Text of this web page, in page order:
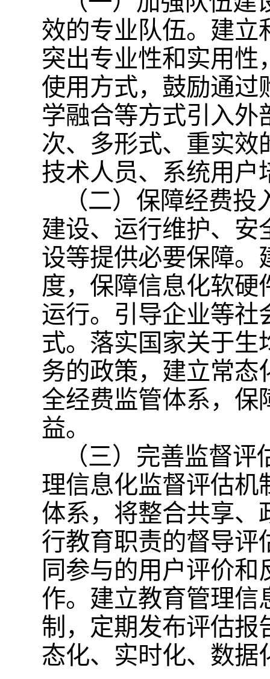
效的专业队伍。建立
突出专业性和实用性
使用方式，鼓励通过
学融合等方式引入外
次、多形式、重实效
技术人员、系统用户
（二）保障经费
建设、运行维护、安
设等提供必要保障。
度，保障信息化软
运行。引导企业等社
式。落实国家关于生
务的政策，建立常态
全经费监管体系，保
益。
（三）完善监督
理信息化监督评估机
体系，将整合共享、
行教育职责的督导评
同参与的用户评价
作。建立教育管理信
制，定期发布评估报
态化、实时化、数据